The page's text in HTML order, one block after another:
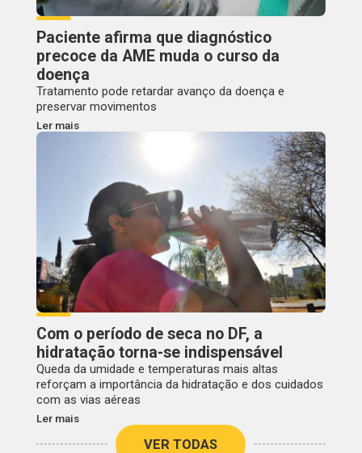
Paciente afirma que diagnóstico
precoce da AME muda o curso da
doença
Tratamento pode retardar avanço da doença e
preservar movimentos
Ler mais
Com o período de seca no DF, a
hidratação torna-se indispensável
Queda da umidade e temperaturas mais altas
reforçam a importância da hidratação e dos cuidados
com as vias aéreas
Ler mais
VER TODAS